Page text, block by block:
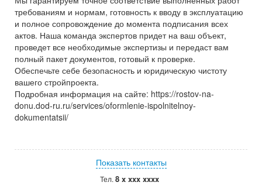
требованиям и нормам, готовность к вводу в эксплуатацию
и полное сопровождение до момента подписания всех
актов. Наша команда экспертов придет на ваш объект,
проведет все необходимые экспертизы и передаст вам
полный пакет документов, готовый к проверке.
Обеспечьте себе безопасность и юридическую чистоту
вашего стройпроекта.
Подробная информация на сайте: https://rostov-na-
donu.dod-ru.ru/services/oformlenie-ispolnitelnoy-
dokumentatsii/
Показать контакты
Тел. 8 x xxx xxxx